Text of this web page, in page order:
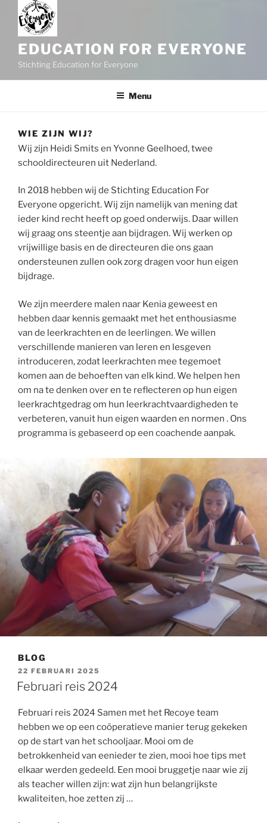
EDUCATION FOR EVERYONE
Stichting Education for Everyone
Menu
WIE ZIJN WIJ?
Wij zijn Heidi Smits en Yvonne Geelhoed, twee
schooldirecteuren uit Nederland.
In 2018 hebben wij de Stichting Education For
Everyone opgericht. Wij zijn namelijk van mening dat
ieder kind recht heeft op goed onderwijs. Daar willen
wij graag ons steentje aan bijdragen. Wij werken op
vrijwillige basis en de directeuren die ons gaan
ondersteunen zullen ook zorg dragen voor hun eigen
bijdrage.
We zijn meerdere malen naar Kenia geweest en
hebben daar kennis gemaakt met het enthousiasme
van de leerkrachten en de leerlingen. We willen
verschillende manieren van leren en lesgeven
introduceren, zodat leerkrachten mee tegemoet
komen aan de behoeften van elk kind. We helpen hen
om na te denken over en te reflecteren op hun eigen
leerkrachtgedrag om hun leerkrachtvaardigheden te
verbeteren, vanuit hun eigen waarden en normen . Ons
programma is gebaseerd op een coachende aanpak.
BLOG
GEPLAATST
OP
22 FEBRUARI 2025
Februari reis 2024
Februari reis 2024 Samen met het Recoye team
hebben we op een coöperatieve manier terug gekeken
op de start van het schooljaar. Mooi om de
betrokkenheid van eenieder te zien, mooi hoe tips met
elkaar werden gedeeld. Een mooi bruggetje naar wie zij
als teacher willen zijn: wat zijn hun belangrijkste
kwaliteiten, hoe zetten zij …